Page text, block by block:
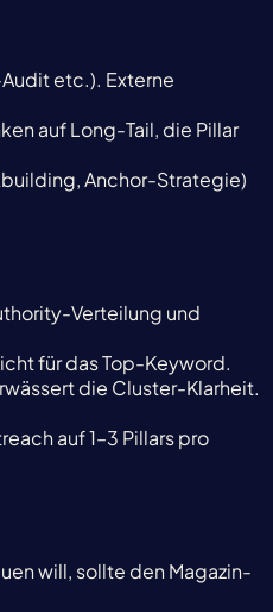
etc.). Externe
auf Long-Tail, die Pillar
Anchor-Strategie)
Verteilung und
für das Top-Keyword.
die Cluster-Klarheit.
auf 1–3 Pillars pro
will, sollte den Magazin-